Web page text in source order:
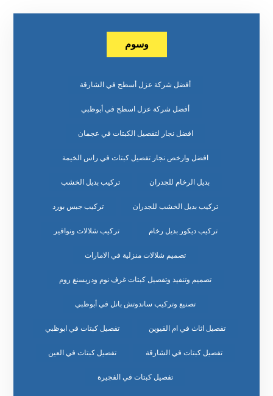
وسوم
أفضل شركة عزل أسطح في الشارقة
أفضل شركة عزل اسطح في أبوظبي
افضل نجار لتفصيل الكبتات في عجمان
افضل وارخص نجار تفصيل كبتات في راس الخيمة
بديل الرخام للجدران تركيب بديل الخشب
تركيب بديل الخشب للجدران تركيب جبس بورد
تركيب ديكور بديل رخام تركيب شلالات ونوافير
تصميم شلالات منزلية في الامارات
تصميم وتنفيذ وتفصيل كبتات غرف نوم ودريسنغ روم
تصنيع وتركيب ساندوتش بانل في أبوظبي
تفصيل اثاث في ام القيوين تفصيل كبتات في ابوظبي
تفصيل كبتات في الشارقة تفصيل كبتات في العين
تفصيل كبتات في الفجيرة